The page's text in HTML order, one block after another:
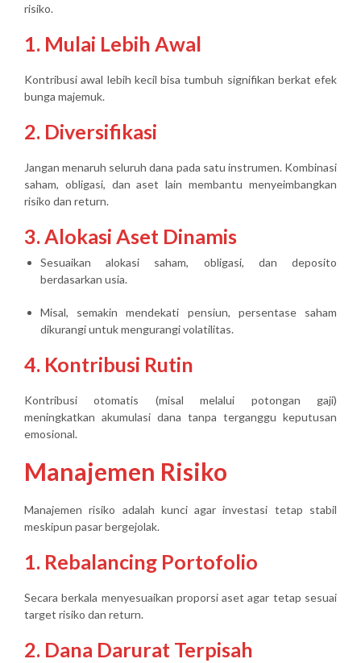
risiko.
1. Mulai Lebih Awal
Kontribusi awal lebih kecil bisa tumbuh signifikan berkat efek
bunga majemuk.
2. Diversifikasi
Jangan menaruh seluruh dana pada satu instrumen. Kombinasi
saham, obligasi, dan aset lain membantu menyeimbangkan
risiko dan return.
3. Alokasi Aset Dinamis
Sesuaikan alokasi saham, obligasi, dan deposito
berdasarkan usia.
Misal, semakin mendekati pensiun, persentase saham
dikurangi untuk mengurangi volatilitas.
4. Kontribusi Rutin
Kontribusi otomatis (misal melalui potongan gaji)
meningkatkan akumulasi dana tanpa terganggu keputusan
emosional.
Manajemen Risiko
Manajemen risiko adalah kunci agar investasi tetap stabil
meskipun pasar bergejolak.
1. Rebalancing Portofolio
Secara berkala menyesuaikan proporsi aset agar tetap sesuai
target risiko dan return.
2. Dana Darurat Terpisah